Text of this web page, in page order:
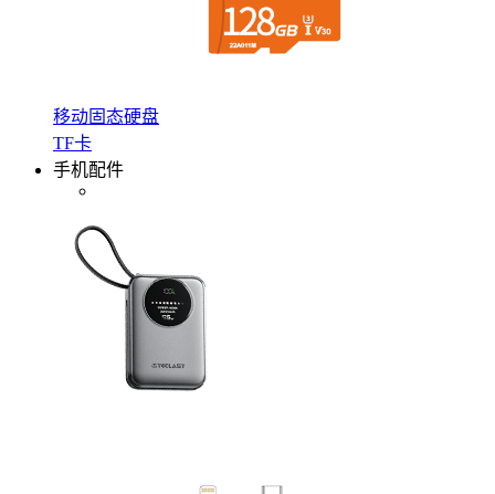
移动固态硬盘
TF卡
手机配件